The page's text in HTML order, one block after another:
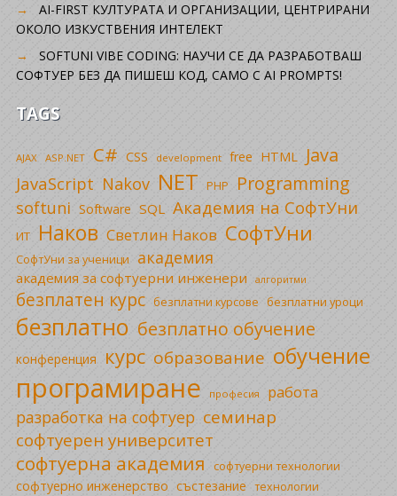
AI-FIRST КУЛТУРАТА И ОРГАНИЗАЦИИ, ЦЕНТРИРАНИ
ОКОЛО ИЗКУСТВЕНИЯ ИНТЕЛЕКТ
SOFTUNI VIBE CODING: НАУЧИ СЕ ДА РАЗРАБОТВАШ
СОФТУЕР БЕЗ ДА ПИШЕШ КОД, САМО С AI PROMPTS!
TAGS
AJAX ASP.NET C# CSS development free HTML Java
JavaScript Nakov NET PHP Programming
softuni Software SQL Академия на СофтУни
ИТ Наков Светлин Наков СофтУни
СофтУни за ученици академия
академия за софтуерни инженери алгоритми
безплатен курс безплатни курсове безплатни уроци
безплатно безплатно обучение
конференция курс образование обучение
програмиране професия работа
разработка на софтуер семинар
софтуерен университет
софтуерна академия софтуерни технологии
софтуерно инженерство състезание технологии